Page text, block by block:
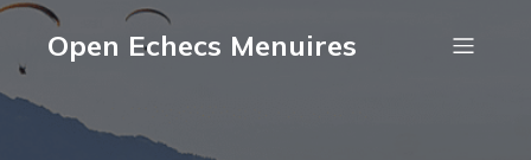
Open Echecs Menuires